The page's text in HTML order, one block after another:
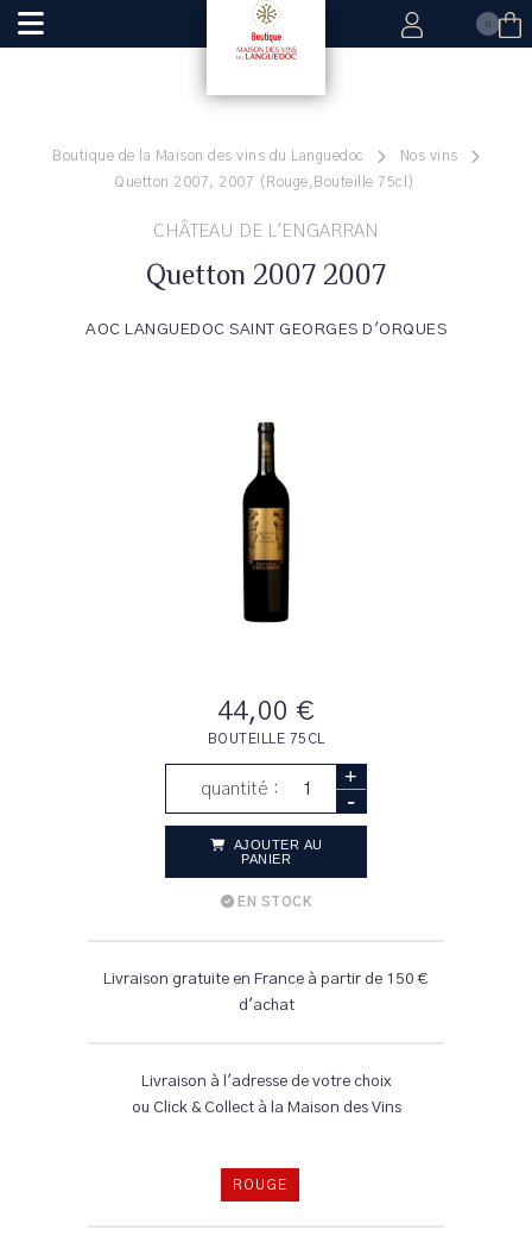
0
Boutique de la Maison des vins du Languedoc
Nos vins
Quetton 2007, 2007 (Rouge,Bouteille 75cl)
CHÂTEAU DE L'ENGARRAN
Quetton 2007 2007
AOC LANGUEDOC SAINT GEORGES D'ORQUES
44,00 €
BOUTEILLE 75CL
quantité : +
-
AJOUTER AU
PANIER
EN STOCK
Livraison gratuite en France à partir de 150 €
d'achat
Livraison à l'adresse de votre choix
ou Click & Collect à la Maison des Vins
ROUGE